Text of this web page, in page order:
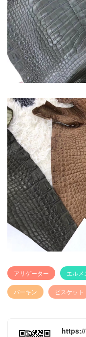
アリゲーター エルメ
バーキン ビスケット